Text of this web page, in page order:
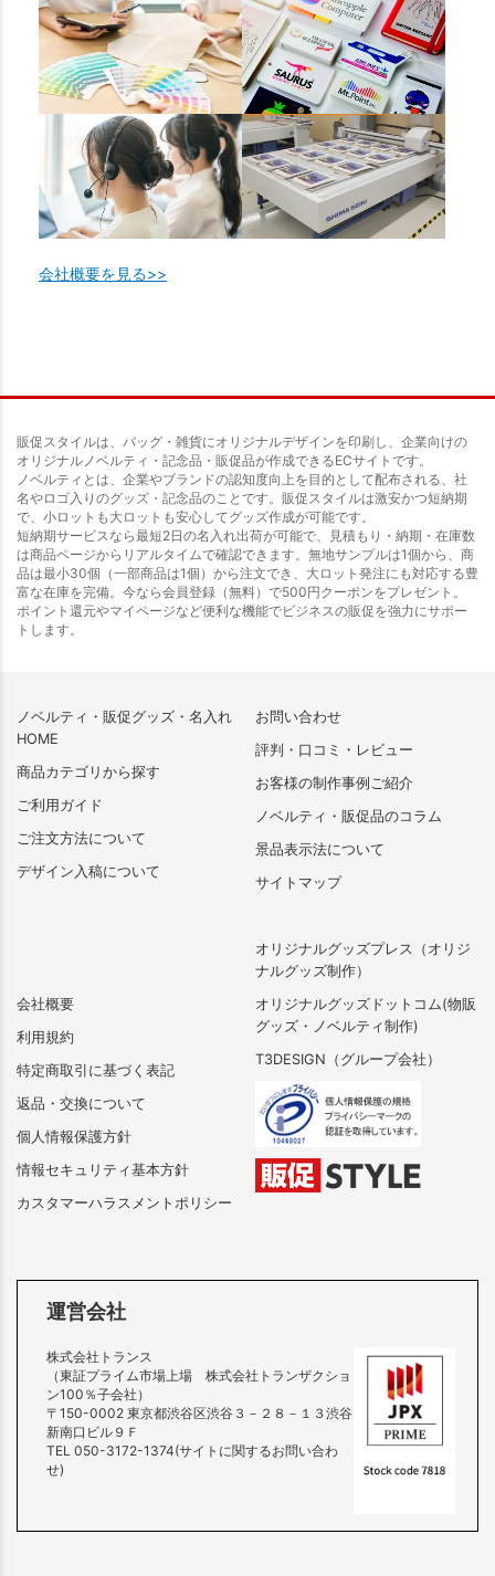
会社概要を見る>>
販促スタイルは、バッグ・雑貨にオリジナルデザインを印刷し、企業向けの
オリジナルノベルティ・記念品・販促品が作成できるECサイトです。
ノベルティとは、企業やブランドの認知度向上を目的として配布される、社
名やロゴ入りのグッズ・記念品のことです。販促スタイルは激安かつ短納期
で、小ロットも大ロットも安心してグッズ作成が可能です。
短納期サービスなら最短2日の名入れ出荷が可能で、見積もり・納期・在庫数
は商品ページからリアルタイムで確認できます。無地サンプルは1個から、商
品は最小30個（一部商品は1個）から注文でき、大ロット発注にも対応する豊
富な在庫を完備。今なら会員登録（無料）で500円クーポンをプレゼント。
ポイント還元やマイページなど便利な機能でビジネスの販促を強力にサポー
トします。
ノベルティ・販促グッズ・名入れ
HOME
商品カテゴリから探す
ご利用ガイド
ご注文方法について
デザイン入稿について
会社概要
利用規約
特定商取引に基づく表記
返品・交換について
個人情報保護方針
情報セキュリティ基本方針
カスタマーハラスメントポリシー
お問い合わせ
評判・口コミ・レビュー
お客様の制作事例ご紹介
ノベルティ・販促品のコラム
景品表示法について
サイトマップ
オリジナルグッズプレス（オリジ
ナルグッズ制作）
オリジナルグッズドットコム(物販
グッズ・ノベルティ制作)
T3DESIGN（グループ会社）
運営会社
株式会社トランス
（東証プライム市場上場 株式会社トランザクショ
ン100％子会社）
〒150-0002 東京都渋谷区渋谷３－２８－１３渋谷
新南口ビル９Ｆ
TEL 050-3172-1374(サイトに関するお問い合わ
せ)